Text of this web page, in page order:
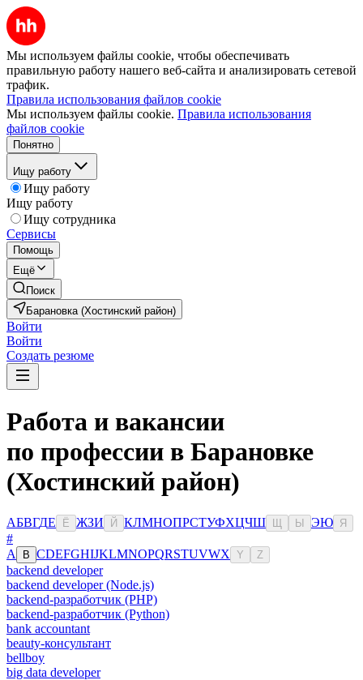
Мы используем файлы cookie, чтобы обеспечивать
правильную работу нашего веб-сайта и анализировать сетевой
трафик.
Правила использования файлов cookie
Мы используем файлы cookie. Правила использования
файлов cookie
Понятно
Ищу работу
Ищу работу
Ищу работу
Ищу сотрудника
Сервисы
Помощь
Ещё
Поиск
Барановка (Хостинский район)
Войти
Войти
Создать резюме
Работа и вакансии
по профессии в Барановке
(Хостинский район)
АБВГДЕ Ё ЖЗИ Й КЛМНОПРСТУФХЦЧШ Ы ЭЮ Я
#
A
B CDEFGHIJKLMNOPQRSTUVWX Y Z
backend developer
backend developer (Node.js)
backend-разработчик (PHP)
backend-разработчик (Python)
bank accountant
beauty-консультант
bellboy
big data developer